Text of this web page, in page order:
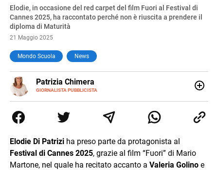
Elodie, in occasione del red carpet del film Fuori al Festival di
Cannes 2025, ha raccontato perché non è riuscita a prendere il
diploma di Maturità
21 Maggio 2025
Mondo Scuola News
Patrizia Chimera
GIORNALISTA PUBBLICISTA
E-
MAIL
LINKEDIN
collaborato con grandi gruppi editoriali e agenzie di
comunicazione specializzandosi nella scrittura di articoli
Elodie Di Patrizi ha preso parte da protagonista al
Festival di Cannes 2025, grazie al film “Fuori” di Mario
Martone, nel quale ha recitato accanto a Valeria Golino e